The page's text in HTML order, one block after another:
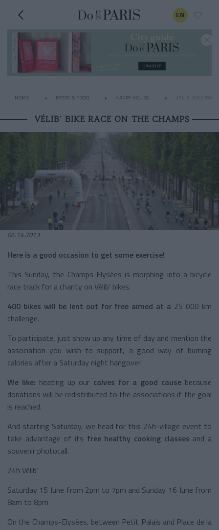
EN
HOME RESTO & FOOD HAPPY HOURS VÉLIB' BIKE
VÉLIB' BIKE RACE ON THE CHAMPS
06.14.2013
Here is a good occasion to get some exercise!
This Sunday, the Champs Elysées is morphing into a bicycle
race track for a charity on Vélib’ bikes.
400 bikes will be lent out for free aimed at a 25 000 km
challenge.
To participate, just show up any time of day and mention the
association you wish to support, a good way of burning
calories after a Saturday night hangover.
We like: heating up our calves for a good causebecause
donations will be redistributed to the associations if the goal
is reached.
And starting Saturday, we head for this 24h-village event to
take advantage of its free healthy cooking classes and a
souvenir photocall.
24h Vélib’
Saturday 15 June from 2pm to 7pm and Sunday 16 June from
8am to 8pm
On the Champs-Elysées, between Petit Palais and Place de la